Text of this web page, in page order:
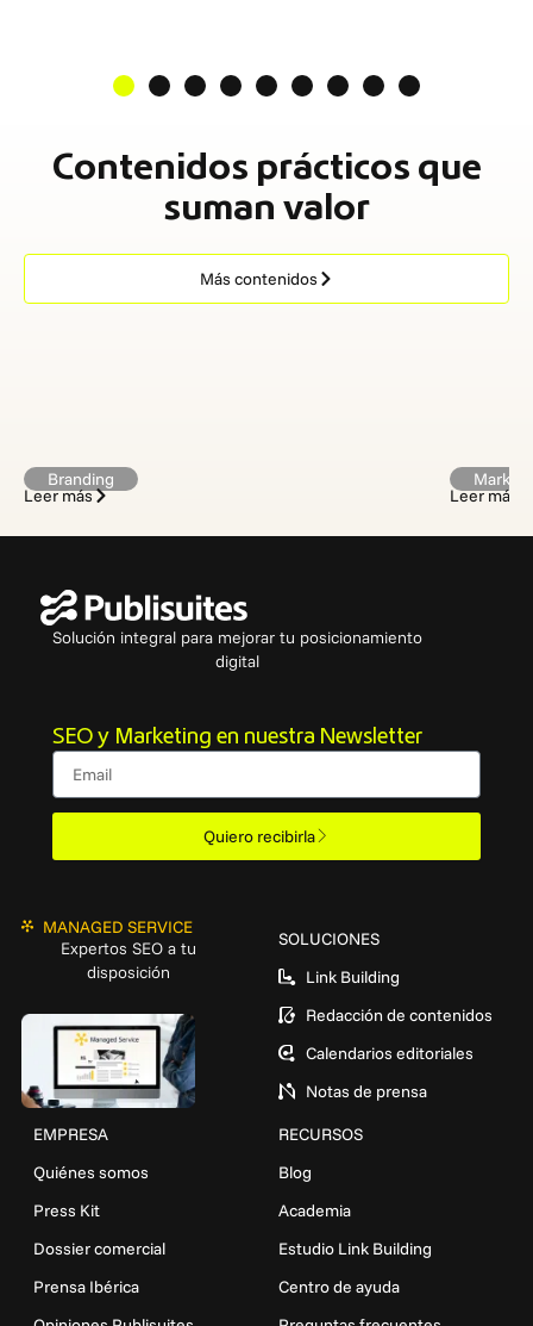
Contenidos prácticos que
suman valor
Más contenidos
Branding
Leer más Leer más
Solución integral para mejorar tu posicionamiento
digital
SEO y Marketing en nuestra Newsletter
Email
Quiero recibirla
MANAGED SERVICE
Expertos SEO a tu
disposición
SOLUCIONES
Link Building
Redacción de contenidos
Calendarios editoriales
Notas de prensa
EMPRESA
Quiénes somos
Press Kit
Dossier comercial
Prensa Ibérica
RECURSOS
Blog
Academia
Estudio Link Building
Centro de ayuda